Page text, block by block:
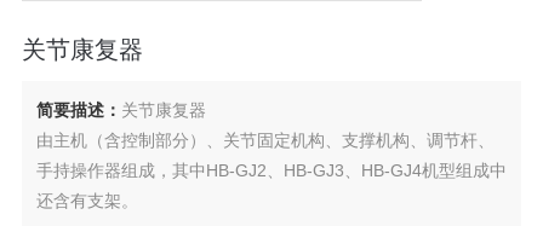
关节康复器
简要描述： 关节康复器
由主机（含控制部分）、关节固定机构、支撑机构、调节杆、
手持操作器组成，其中HB-GJ2、HB-GJ3、HB-GJ4机型组成中
还含有支架。